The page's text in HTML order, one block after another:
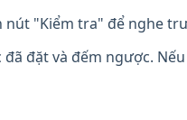
nút "Kiểm tra" để nghe
đặt và đếm ngược.